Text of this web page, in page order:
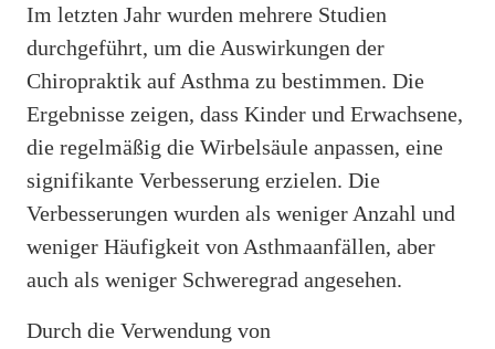
Im letzten Jahr wurden mehrere Studien
durchgeführt, um die Auswirkungen der
Chiropraktik auf Asthma zu bestimmen. Die
Ergebnisse zeigen, dass Kinder und Erwachsene,
die regelmäßig die Wirbelsäule anpassen, eine
signifikante Verbesserung erzielen. Die
Verbesserungen wurden als weniger Anzahl und
weniger Häufigkeit von Asthmaanfällen, aber
auch als weniger Schweregrad angesehen.
Durch die Verwendung von